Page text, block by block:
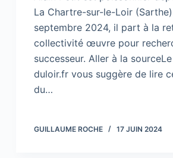
La Chartre-sur-le-Loir
septembre 2024, il part à la
collectivité œuvre pour
successeur. Aller à la
duloir.fr vous suggère de lire
du…
GUILLAUME ROCHE 17 JUIN 2024